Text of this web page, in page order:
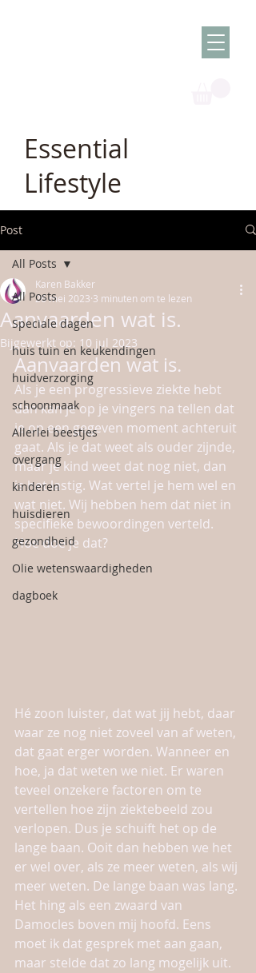
Essential
Lifestyle
Post
All Posts
Speciale dagen
huis tuin en keukendingen
huidverzorging
schoonmaak
Allerlei beestjes
overgang
kinderen
huisdieren
gezondheid
Olie wetenswaardigheden
dagboek
All Posts
Aanvaarden wat is.
Karen Bakker
26 mei 2023 3 minuten om te lezen
Bijgewerkt op: 10 jul 2023
Aanvaarden wat is.
Als je een progressieve ziekte hebt
dan kan je op je vingers na tellen dat
je op een gegeven moment achteruit
gaat. Als je dat weet als ouder zijnde,
maar je kind weet dat nog niet, dan
is het lastig. Wat vertel je hem wel en
wat niet. Wij hebben hem dat niet in
specifieke bewoordingen verteld.
Hoe doe je dat?
Hé zoon luister, dat wat jij hebt, daar
waar ze nog niet zoveel van af weten,
dat gaat erger worden. Wanneer en
hoe, ja dat weten we niet. Er waren
teveel onzekere factoren om te
vertellen hoe zijn ziektebeeld zou
verlopen. Dus je schuift het op de
lange baan. Ooit dan hebben we het
er wel over, als ze meer weten, als wij
meer weten. De lange baan was lang.
Het hing als een zwaard van
Damocles boven mij hoofd. Eens
moet ik dat gesprek met aan gaan,
maar stelde dat zo lang mogelijk uit.